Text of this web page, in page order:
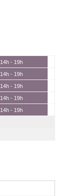
14h - 19h
14h - 19h
14h - 19h
14h - 19h
14h - 19h